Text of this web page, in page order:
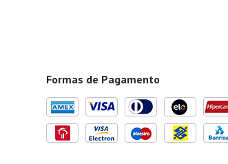
Formas de Pagamento